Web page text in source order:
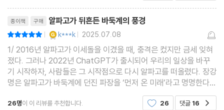
며 무서워졌다. 또
종이책 구매 알파고가 뒤흔든 바둑계의 풍경
| k***k | 2025.07.08
1/ 2016년 알파고가 이세돌을 이겼을 때, 충격은 컸지만 금세 잊혀
졌다. 그러나 2022년 ChatGPT가 출시되어 우리의 일상을 바꾸
기 시작하자, 사람들은 그 시작점으로 다시 알파고를 떠올렸다. 장강
명은 알파고가 바둑계에 던진 파장을 ‘먼저 온 미래’라고 명명한다.
인간의 고유한 영역이라 여겨졌던 바둑에서 AI가 승리를 거두자, 수
많은 바둑 프로 기사들의 권위와 자존이 무너지는
26명이 이 리뷰를 추천합니다. 26 댓글 16